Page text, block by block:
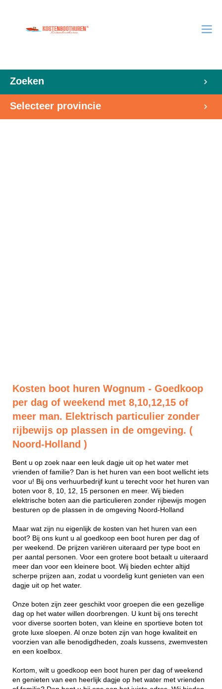
Zoeken
Selecteer provincie
Kosten boot huren Wognum - Goedkoop
per dag of weekend met 8,10,12,15 of
meer man. Elektrisch particulier zonder
rijbewijs op plassen in de omgeving. (
Noord-Holland )
Bent u op zoek naar een leuk dagje uit op het water met
vrienden of familie? Dan is het huren van een boot wellicht iets
voor u! Bij ons verhuurbedrijf kunt u terecht voor het huren van
boten voor 8, 10, 12, 15 personen en meer. Wij bieden
elektrische boten aan die particulieren zonder rijbewijs mogen
besturen op de plassen in de omgeving Noord-Holland
Maar wat zijn nu eigenlijk de kosten van het huren van een
boot? Bij ons kunt u al goedkoop een boot huren per dag of
per weekend. De prijzen variëren uiteraard per type boot en
per aantal personen. Voor een grotere boot betaalt u uiteraard
meer dan voor een kleinere boot. Wij bieden echter altijd
scherpe prijzen aan, zodat u voordelig kunt genieten van een
dagje uit op het water.
Onze boten zijn zeer geschikt voor groepen die een gezellige
dag op het water willen doorbrengen. U kunt bij ons terecht
voor diverse soorten boten, van kleine en sportieve boten tot
grote luxe sloepen. Al onze boten zijn van hoge kwaliteit en
voorzien van alle benodigdheden, zoals kussens, zwemvesten
en een koelbox.
Kortom, wilt u goedkoop een boot huren per dag of weekend
en genieten van een heerlijk dagje op het water met vrienden